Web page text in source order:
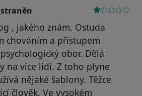
, jakého znám. Ostuda
chováním a přístupem
obor. Dělá
na více lidí. Z toho plyne
nějaké šablony. Těžce
člověk. Ve vysokém